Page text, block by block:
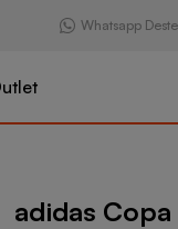
Whatsapp
III Elite Krampon
adidas